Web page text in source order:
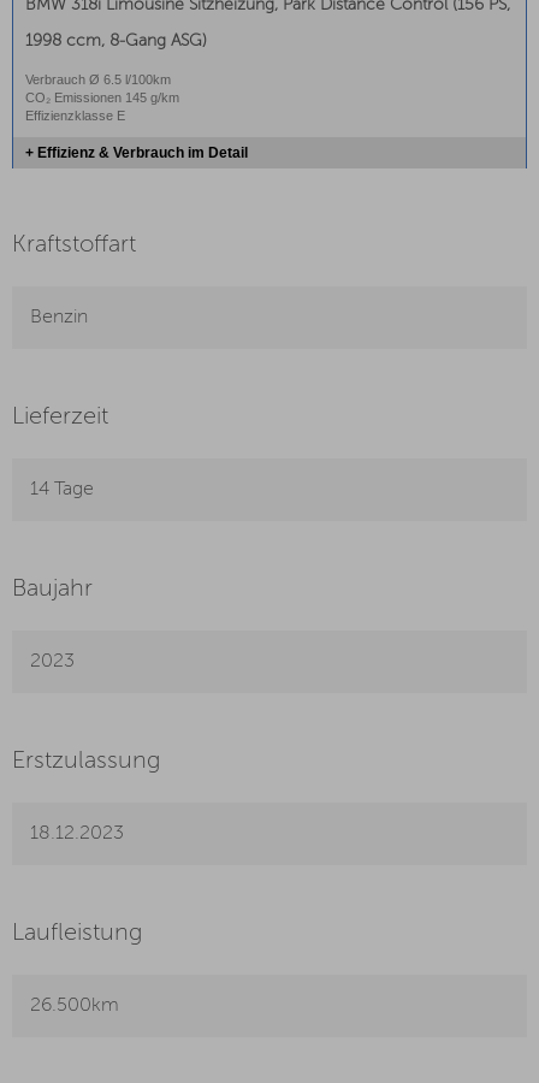
BMW 318i Limousine Sitzheizung, Park Distance Control (156 PS,
1998 ccm, 8-Gang ASG)
Verbrauch Ø 6.5 l/100km
CO₂ Emissionen 145 g/km
Effizienzklasse E
+ Effizienz & Verbrauch im Detail
Kraftstoffart
Benzin
Lieferzeit
14 Tage
Baujahr
2023
Erstzulassung
18.12.2023
Laufleistung
26.500km